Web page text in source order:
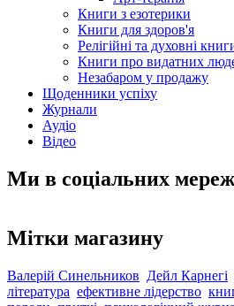
Книги з езотерики
Книги для здоров'я
Релігійні та духовні
Книги про видатних
Незабаром у продажу
Щоденники успіху
Журнали
Аудіо
Відео
Ми в соціальних
Мітки магазину
Валерій Синельников Дейл Карнегі
література ефективне лідерство